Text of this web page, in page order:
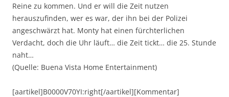
Reine zu kommen. Und er will die Zeit nutzen
herauszufinden, wer es war, der ihn bei der Polizei
angeschwärzt hat. Monty hat einen fürchterlichen
Verdacht, doch die Uhr läuft… die Zeit tickt… die 25. Stunde
naht…
(Quelle: Buena Vista Home Entertainment)
[aartikel]B0000V70YI:right[/aartikel][Kommentar]